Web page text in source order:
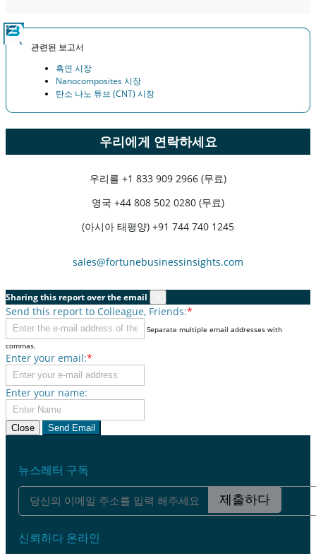
관련된 보고서
흑연 시장
Nanocomposites 시장
탄소 나노 튜브 (CNT) 시장
우리에게 연락하세요
우리를 +1 833 909 2966 (무료)
영국 +44 808 502 0280 (무료)
(아시아 태평양) +91 744 740 1245
sales@fortunebusinessinsights.com
Sharing this report over the email
Send this report to Colleague, Friends:*
Separate multiple email addresses with
commas.
Enter your email:*
Enter your name:
Close Send Email
뉴스레터 구독
제출하다
신뢰하다 온라인